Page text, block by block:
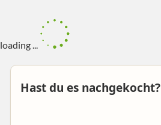
loading ...
Hast du es nachgekocht?